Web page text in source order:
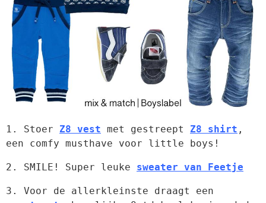
1. Stoer Z8 vest met gestreept Z8 shirt ,
een comfy musthave voor little boys!
2. SMILE! Super leuke sweater van Feetje